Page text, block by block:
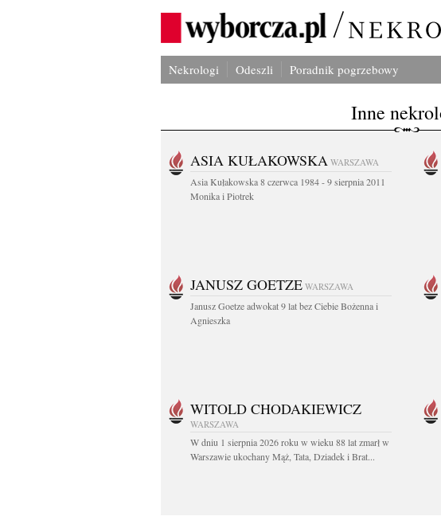
Nekrologi Odeszli Poradnik pogrzebowy
Inne
ASIA KUŁAKOWSKA WARSZAWA
Asia Kułakowska 8 czerwca 1984 - 9 sierpnia 2011
Monika i Piotrek
JANUSZ GOETZE WARSZAWA
Janusz Goetze adwokat 9 lat bez Ciebie Bożenna i
Agnieszka
WITOLD CHODAKIEWICZ
WARSZAWA
W dniu 1 sierpnia 2026 roku w wieku 88 lat zmarł w
Warszawie ukochany Mąż, Tata, Dziadek i Brat...